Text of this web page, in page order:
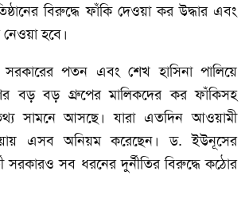
বিরুদ্ধে ফাঁকি দেওয়া কর উদ্ধার এবং
নেওয়া হবে।
সরকারের পতন এবং শেখ হাসিনা পালিয়ে
বড় বড় গ্রুপের মালিকদের কর ফাঁকিসহ
তথ্য সামনে আসছে। যারা এতদিন আওয়ামী
এসব অনিয়ম করেছেন। ড. ইউনূসের
সরকারও সব ধরনের দুর্নীতির বিরুদ্ধে কঠোর